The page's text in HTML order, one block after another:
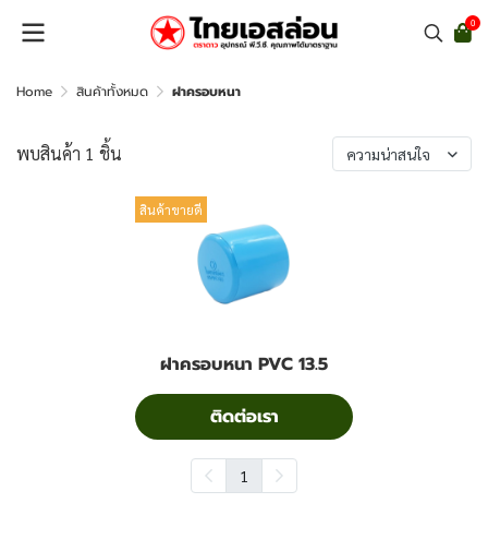
0
Home สินค้าทั้งหมด ฝาครอบหนา
พบสินค้า 1 ชิ้น ความน่าสนใจ
สินค้าขายดี
ฝาครอบหนา PVC 13.5
ติดต่อเรา
1